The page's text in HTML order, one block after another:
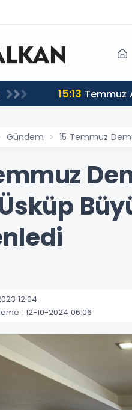
15:13 Temmuz
Gündem 15 Temmuz
12:04
: 12-10-2024 06:06